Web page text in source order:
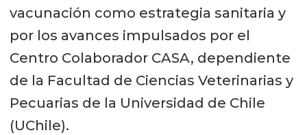
vacunación como estrategia sanitaria y
por los avances impulsados por el
Centro Colaborador CASA, dependiente
de la Facultad de Ciencias Veterinarias y
Pecuarias de la Universidad de Chile
(UChile).